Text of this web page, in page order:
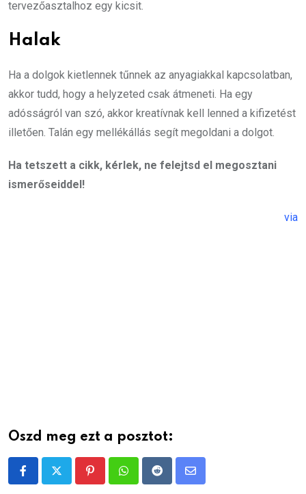
tervezőasztalhoz egy kicsit.
Halak
Ha a dolgok kietlennek tűnnek az anyagiakkal kapcsolatban,
akkor tudd, hogy a helyzeted csak átmeneti. Ha egy
adósságról van szó, akkor kreatívnak kell lenned a kifizetést
illetően. Talán egy mellékállás segít megoldani a dolgot.
Ha tetszett a cikk, kérlek, ne felejtsd el megosztani
ismerőseiddel!
via
Oszd meg ezt a posztot:
PinterestWhatsappRedditShare